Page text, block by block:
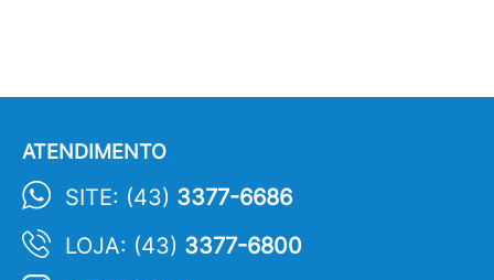
ATENDIMENTO
SITE: (43) 3377-6686
LOJA: (43) 3377-6800